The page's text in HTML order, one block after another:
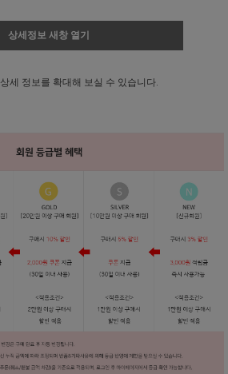
상세정보 새창 열기
상세 정보를 확대해 보실 수 있습니다.